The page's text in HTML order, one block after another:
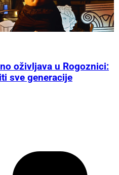
oživljava u Rogoznici:
sve generacije